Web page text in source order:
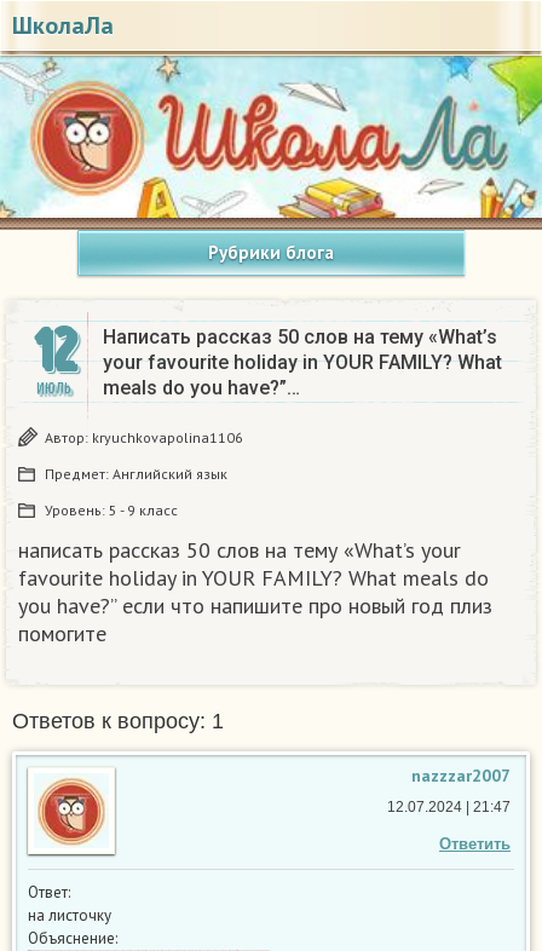
ШколаЛа
Рубрики блога
12
ИЮЛЬ
Написать рассказ 50 слов на тему «What’s
your favourite holiday in YOUR FAMILY? What
meals do you have?”…
Автор: kryuchkovapolina1106
Предмет: Английский язык
Уровень: 5 - 9 класс
написать рассказ 50 слов на тему «What’s your
favourite holiday in YOUR FAMILY? What meals do
you have?” если что напишите про новый год плиз
помогите
Ответов к вопросу: 1
nazzzar2007
Ответить
12.07.2024 | 21:47
Ответ:
на листочку
Объяснение: